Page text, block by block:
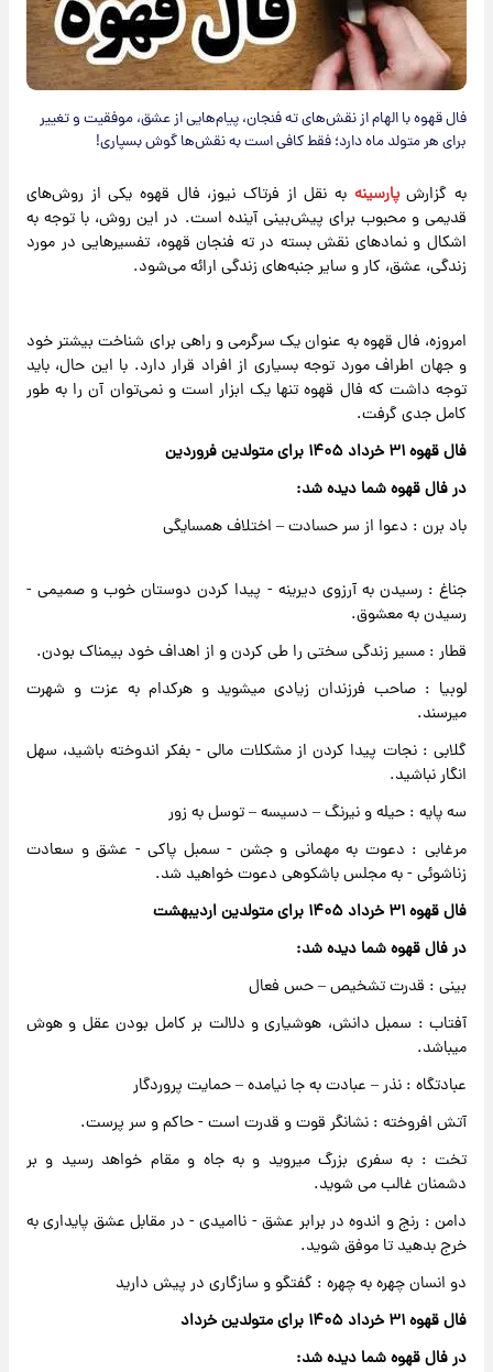
فال قهوه با الهام از نقش‌های ته فنجان، پیام‌هایی از عشق، موفقیت و تغییر
برای هر متولد ماه دارد؛ فقط کافی است به نقش‌ها گوش بسپاری!
به گزارش پارسینه به نقل از فرتاک نیوز، فال قهوه یکی از روش‌های
قدیمی و محبوب برای پیش‌بینی آینده است. در این روش، با توجه به
اشکال و نمادهای نقش بسته در ته فنجان قهوه، تفسیرهایی در مورد
زندگی، عشق، کار و سایر جنبه‌های زندگی ارائه می‌شود.
امروزه، فال قهوه به عنوان یک سرگرمی و راهی برای شناخت بیشتر خود
و جهان اطراف مورد توجه بسیاری از افراد قرار دارد. با این حال، باید
توجه داشت که فال قهوه تنها یک ابزار است و نمی‌توان آن را به طور
کامل جدی گرفت.
فال قهوه ۳۱ خرداد ۱۴۰۵ برای متولدین فروردین
در فال قهوه شما دیده شد:
باد برن : دعوا از سر حسادت – اختلاف همسایگی
جناغ : رسیدن به آرزوی دیرینه - پیدا کردن دوستان خوب و صمیمی -
رسیدن به معشوق.
قطار : مسیر زندگی سختی را طی کردن و از اهداف خود بیمناک بودن.
لوبیا : صاحب فرزندان زیادی میشوید و هرکدام به عزت و شهرت
میرسند.
گلابی : نجات پیدا کردن از مشکلات مالی - بفکر اندوخته باشید، سهل
انگار نباشید.
سه پایه : حیله و نیرنگ – دسیسه – توسل به زور
مرغابی : دعوت به مهمانی و جشن - سمبل پاکی - عشق و سعادت
زناشوئی - به مجلس باشکوهی دعوت خواهید شد.
فال قهوه ۳۱ خرداد ۱۴۰۵ برای متولدین اردیبهشت
در فال قهوه شما دیده شد:
بینی : قدرت تشخیص – حس فعال
آفتاب : سمبل دانش، هوشیاری و دلالت بر کامل بودن عقل و هوش
میباشد.
عبادتگاه : نذر – عبادت به جا نیامده – حمایت پروردگار
آتش افروخته : نشانگر قوت و قدرت است - حاکم و سر پرست.
تخت : به سفری بزرگ میروید و به جاه و مقام خواهد رسید و بر
دشمنان غالب می شوید.
دامن : رنج و اندوه در برابر عشق - ناامیدی - در مقابل عشق پایداری به
خرج بدهید تا موفق شوید.
دو انسان چهره به چهره : گفتگو و سازگاری در پیش دارید
فال قهوه ۳۱ خرداد ۱۴۰۵ برای متولدین خرداد
در فال قهوه شما دیده شد: